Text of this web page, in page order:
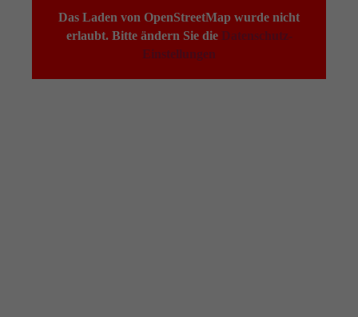
About us
Lorem ipsum dolor sit amet, consectetuer adipiscing
elit.
Das Laden von OpenStreetMap wurde nicht
erlaubt. Bitte ändern Sie die Datenschutz-
Einstellungen